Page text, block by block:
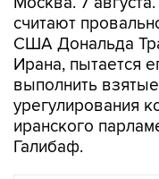
считают
США Дональда
Ирана, пытается
выполнить
урегулирования
иранского
Галибаф.